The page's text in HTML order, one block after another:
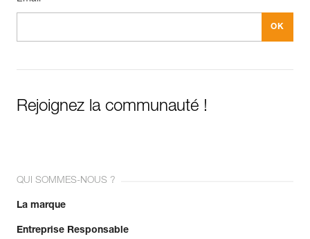
Rejoignez la communauté !
QUI SOMMES-NOUS ?
La marque
Entreprise Responsable